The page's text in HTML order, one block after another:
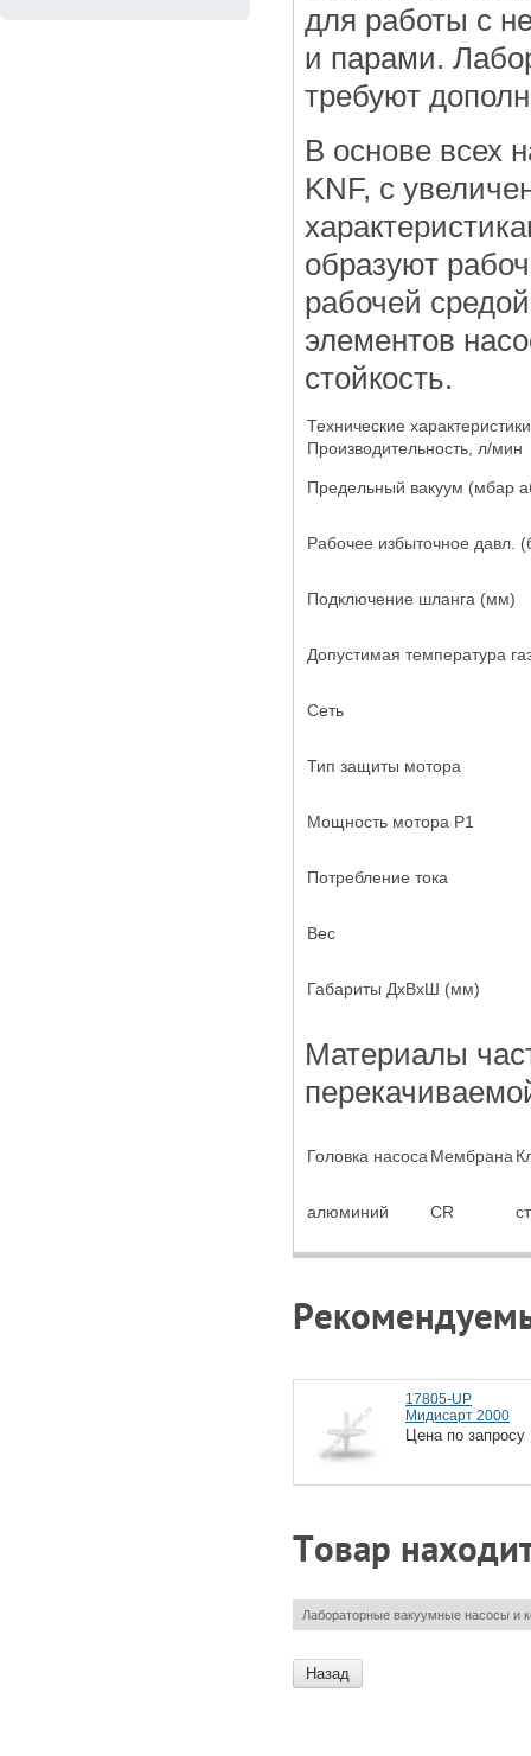
для работы с
и парами.
требуют
В основе всех
KNF, с
образуют
рабочей
элементов
стойкость.
Технические характеристики
Производительность, л/мин
Предельный вакуум (мбар
Рабочее избыточное давл.
Подключение шланга (мм)
Допустимая температура
Сеть
Тип защиты мотора
Мощность мотора P1
Потребление тока
Вес
Габариты ДxВxШ (мм)
Материалы
Головка насоса Мембрана
алюминий CR
17805-UP
Мидисарт 2000
Цена по запросу
Товар
Лабораторные вакуумные насосы и
Назад